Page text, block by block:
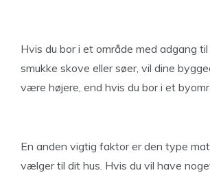
Hvis du bor i et område med adgang
smukke skove eller søer, vil dine
være højere, end hvis du bor i et
En anden vigtig faktor er den type
vælger til dit hus. Hvis du vil have